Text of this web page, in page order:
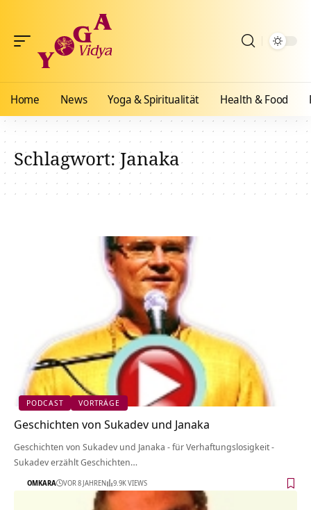
Home News Yoga & Spiritualität Health & Food
Schlagwort:Janaka
PODCAST VORTRÄGE
Geschichten von Sukadev und Janaka
Geschichten von Sukadev und Janaka - für Verhaftungslosigkeit -
Sukadev erzählt Geschichten…
OMKARA VOR 8 JAHREN 9.9K VIEWS